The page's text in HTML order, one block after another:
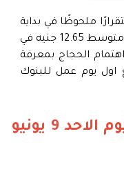
ملحوظًا في بداية
تعاملات الاحد 9 يونيو 2024، ليسجل متوسط 12.65 جنيه في
الحجاج بمعرفة
اول يوم عمل للبنوك
سعر الريال السعودي اليوم الاحد 9 يونيو